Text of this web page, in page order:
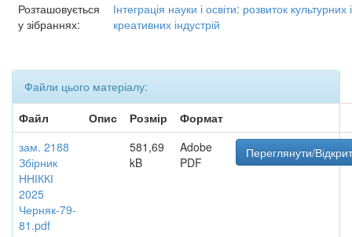
Розташовується
у зібраннях:
Інтеграція науки і освіти: розвиток культурних і
креативних індустрій
Файли цього матеріалу:
Файл
Опис Розмір
Формат
зам. 2188
Збірник
ННІККІ
2025
Черняк-79-
81.pdf
581,69
kB
Adobe
PDF
Переглянути/